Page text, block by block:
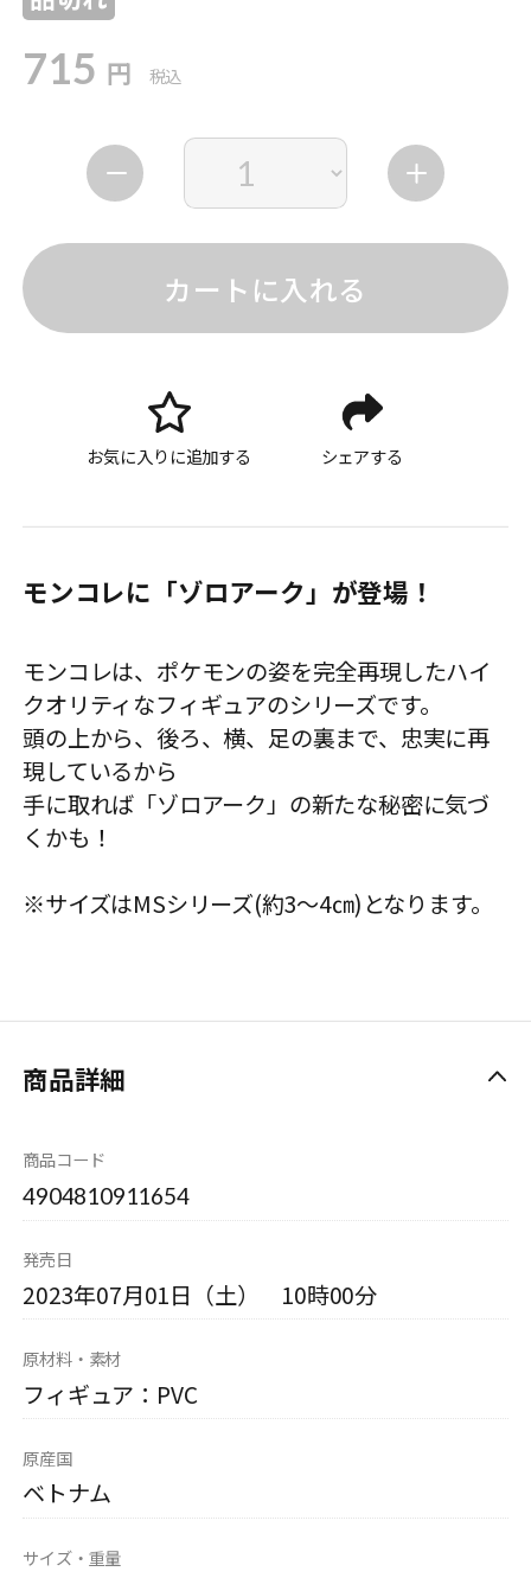
715 円 税込
カートに入れる
お気に入りに追加する シェアする
モンコレに「ゾロアーク」が登場！
モンコレは、ポケモンの姿を完全再現したハイ
クオリティなフィギュアのシリーズです。
頭の上から、後ろ、横、足の裏まで、忠実に再
現しているから
手に取れば「ゾロアーク」の新たな秘密に気づ
くかも！
※サイズはMSシリーズ(約3～4㎝)となります。
商品詳細
商品コード
4904810911654
発売日
2023年07月01日（土） 10時00分
原材料・素材
フィギュア：PVC
原産国
ベトナム
サイズ・重量